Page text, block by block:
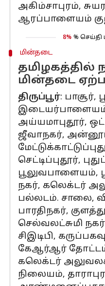
அகிம்சாபுரம்,
ஆரப்பாளையம்
8% % செய்தி
மின்தடை
தமிழகத்தில்
மின்தடை
திருப்பூர்: பாசூர்,
அய்யமாபுதூர்,
ஜீவாநகர்,
செட்டிப்புதூர்,
பூலுவபாளையம்,
நகர், கலெக்டர்
பல்லடம். சாலை,
பாரதிநகர்,
செல்வலட்சுமி
சிஇடிபி,
கேஆர்ஆர்
கலெக்டர்
நிலையம்,